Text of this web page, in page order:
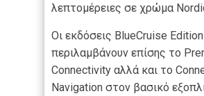
λεπτομέρειες σε χρώμα
Οι εκδόσεις BlueCruise Edition
περιλαμβάνουν επίσης το
Connectivity αλλά και το
Navigation στον βασικό